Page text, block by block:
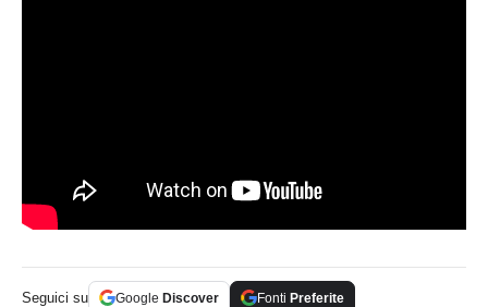
Seguici su Google Discover Fonti Preferite